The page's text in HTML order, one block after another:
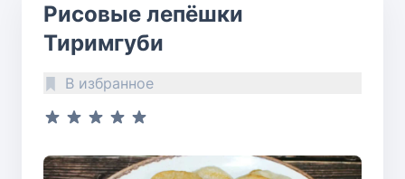
Рисовые лепёшки
Тиримгуби
В избранное